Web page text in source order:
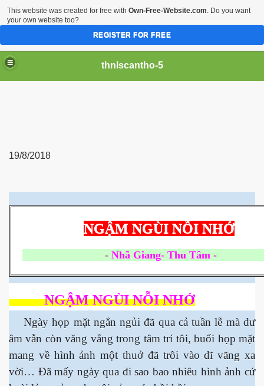
thnlscantho-5
19/8/2018
NGẬM NGÙI NỖI NHỚ
- Nhã Giang- Thu Tâm
NGẬM NGÙI NỖI NHỚ
Ngày họp mặt ngắn ngủi đã qua cả tuần lễ mà dư
âm vẫn còn văng vẳng trong tâm trí tôi, buổi họp mặt
mang về hình ảnh một thuở đã trôi vào dĩ vãng xa
vời… Đã mấy ngày qua đi sao bao nhiêu hình ảnh cứ
2015
This website was created for free with Own-Free-Website.com. Do you want
your own website too?
REGISTER FOR FREE